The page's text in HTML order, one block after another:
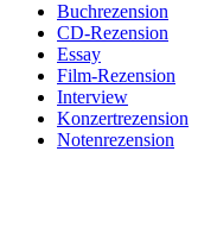
Buchrezension
CD-Rezension
Essay
Film-Rezension
Interview
Konzertrezension
Notenrezension